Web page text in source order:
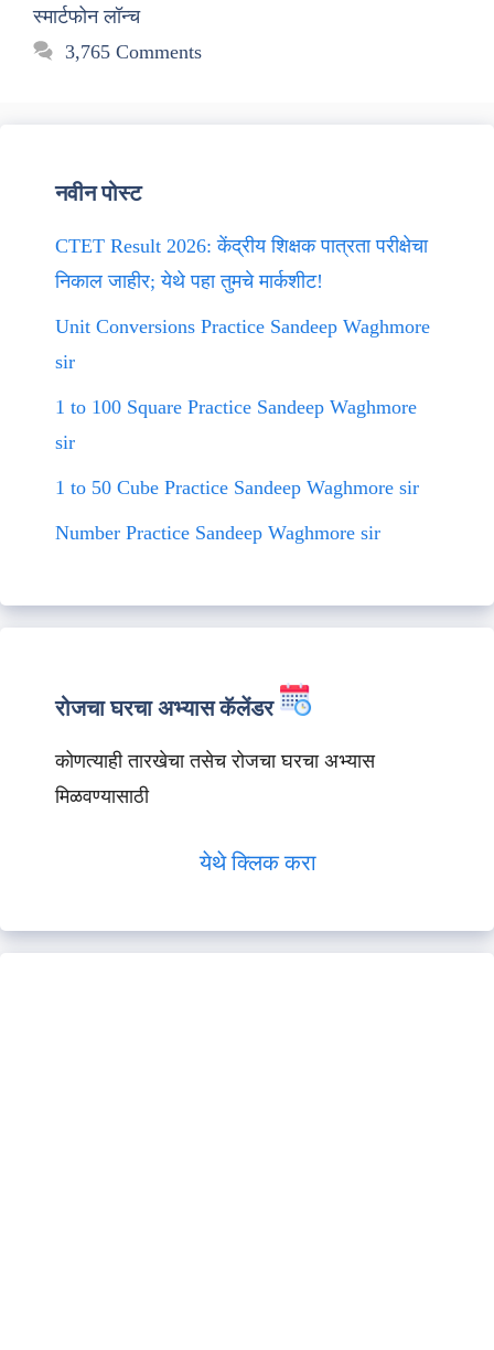
स्मार्टफोन लॉन्च
3,765 Comments
नवीन पोस्ट
CTET Result 2026: केंद्रीय शिक्षक पात्रता परीक्षेचा
निकाल जाहीर; येथे पहा तुमचे मार्कशीट!
Unit Conversions Practice Sandeep Waghmore
sir
1 to 100 Square Practice Sandeep Waghmore
sir
1 to 50 Cube Practice Sandeep Waghmore sir
Number Practice Sandeep Waghmore sir
रोजचा घरचा अभ्यास कॅलेंडर
कोणत्याही तारखेचा तसेच रोजचा घरचा अभ्यास
मिळवण्यासाठी
येथे क्लिक करा